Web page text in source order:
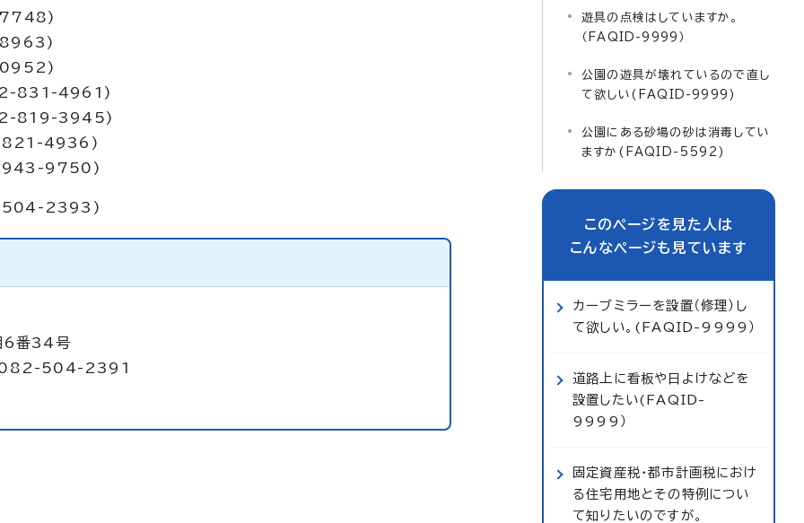
7748)
8963)
0952)
831-4961)
819-3945)
821-4936)
943-9750)
504-2393)
6番34号
082-504-2391
遊具の点検はしていますか。
（FAQID-9999）
公園の遊具が壊れているので直し
て欲しい(FAQID-9999)
公園にある砂場の砂は消毒してい
ますか(FAQID-5592)
このページを見た人は
こんなページも見ています
カーブミラーを設置（修理）し
て欲しい。(FAQID-9999）
道路上に看板や日よけなどを
設置したい(FAQID-
9999）
固定資産税・都市計画税におけ
る住宅用地とその特例につい
て知りたいのですが。